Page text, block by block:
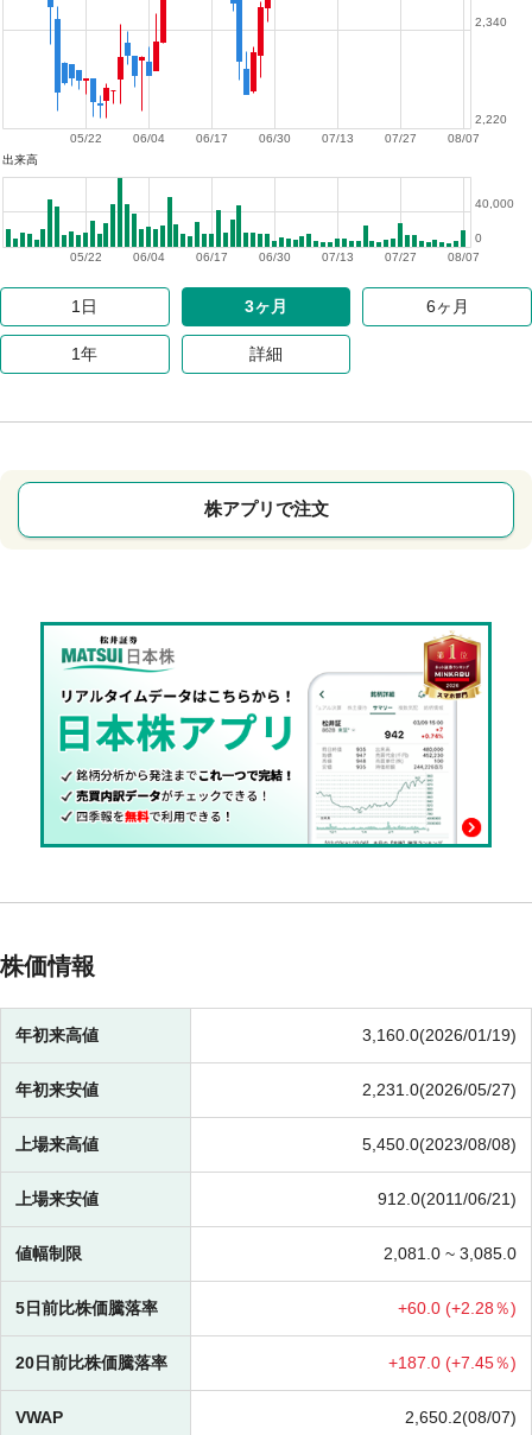
08/07
07/27
07/13
06/30
06/17
06/04
05/22
2,220
2,340
出来高
08/07
07/27
07/13
06/30
06/17
06/04
05/22
0
40,000
1日 3ヶ月 6ヶ月
1年 詳細
株アプリで注文
株価情報
年初来高値 3,160.0(2026/01/19)
年初来安値 2,231.0(2026/05/27)
上場来高値 5,450.0(2023/08/08)
上場来安値 912.0(2011/06/21)
値幅制限 2,081.0 ~ 3,085.0
5日前比株価騰落率 +60.0 (+2.28％)
20日前比株価騰落率 +187.0 (+7.45％)
VWAP 2,650.2(08/07)